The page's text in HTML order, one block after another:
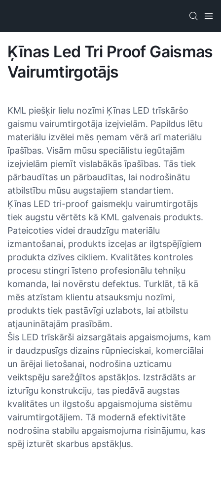
Ķīnas Led Tri Proof Gaismas
Vairumtirgotājs
KML piešķir lielu nozīmi Ķīnas LED trīskāršo
gaismu vairumtirgotāja izejvielām. Papildus lētu
materiālu izvēlei mēs ņemam vērā arī materiālu
īpašības. Visām mūsu speciālistu iegūtajām
izejvielām piemīt vislabākās īpašības. Tās tiek
pārbaudītas un pārbaudītas, lai nodrošinātu
atbilstību mūsu augstajiem standartiem.
Ķīnas LED tri-proof gaismekļu vairumtirgotājs
tiek augstu vērtēts kā KML galvenais produkts.
Pateicoties videi draudzīgu materiālu
izmantošanai, produkts izceļas ar ilgtspējīgiem
produkta dzīves cikliem. Kvalitātes kontroles
procesu stingri īsteno profesionālu tehniķu
komanda, lai novērstu defektus. Turklāt, tā kā
mēs atzīstam klientu atsauksmju nozīmi,
produkts tiek pastāvīgi uzlabots, lai atbilstu
atjauninātajām prasībām.
Šis LED trīskārši aizsargātais apgaismojums, kam
ir daudzpusīgs dizains rūpnieciskai, komerciālai
un ārējai lietošanai, nodrošina uzticamu
veiktspēju sarežģītos apstākļos. Izstrādāts ar
izturīgu konstrukciju, tas piedāvā augstas
kvalitātes un ilgstošu apgaismojuma sistēmu
vairumtirgotājiem. Tā modernā efektivitāte
nodrošina stabilu apgaismojuma risinājumu, kas
spēj izturēt skarbus apstākļus.